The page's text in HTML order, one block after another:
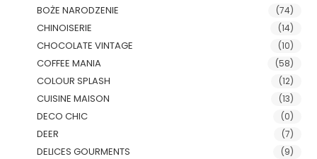
BOŻE NARODZENIE (74)
CHINOISERIE (14)
CHOCOLATE VINTAGE (10)
COFFEE MANIA (58)
COLOUR SPLASH (12)
CUISINE MAISON (13)
DECO CHIC (0)
DEER (7)
DELICES GOURMENTS (9)